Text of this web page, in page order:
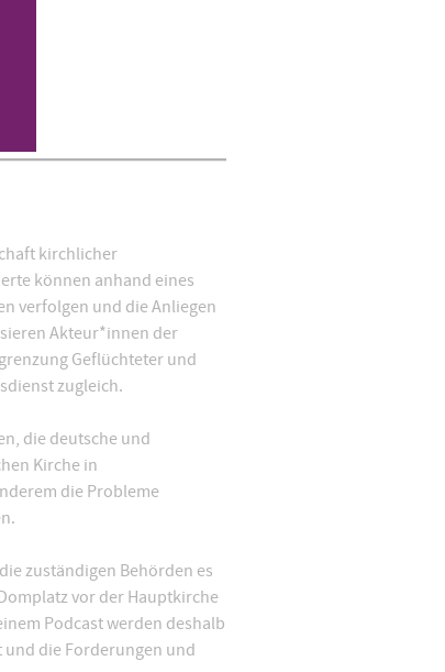
kirchlicher
können anhand eines
verfolgen und die Anliegen
Akteur*innen der
Geflüchteter und
zugleich.
die deutsche und
Kirche in
die Probleme
zuständigen Behörden es
vor der Hauptkirche
Podcast werden deshalb
die Forderungen und